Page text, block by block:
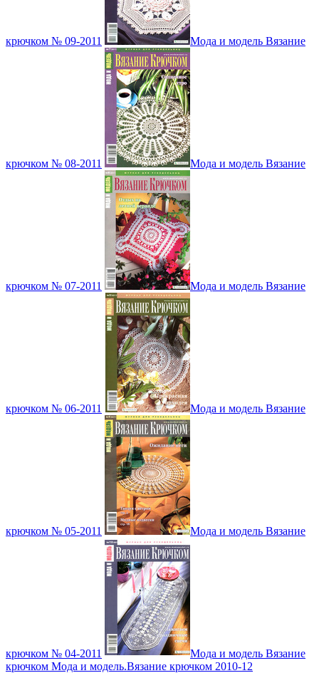
крючком № 09-2011 Мода и модель Вязание
крючком № 08-2011 Мода и модель Вязание
крючком № 07-2011 Мода и модель Вязание
крючком № 06-2011 Мода и модель Вязание
крючком № 05-2011 Мода и модель Вязание
крючком № 04-2011
Мода и модель Вязание
крючком Мода и модель.Вязание крючком 2010-12